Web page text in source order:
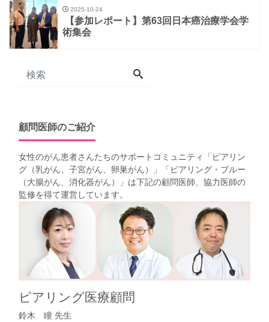
2025-10-24
【参加レポート】第63回日本癌治療学会学
術集会
顧問医師のご紹介
女性のがん患者さんたちのサポートコミュニティ「 ピアリン
グ（乳がん、子宮がん、卵巣がん）
」「 ピアリング・ブルー
（大腸がん、消化器がん）
」は下記の顧問医師、協力医師の
監修を得て運営しています。
ピアリング医療顧問
鈴木 瞳 先生